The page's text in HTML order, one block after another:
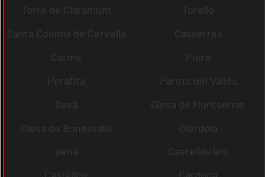
Torre de Claramunt
Torelló
Santa Coloma de Cervelló
Casserres
Carme
Piera
Perafita
Parets del Vallès
Gavà
Olesa de Montserrat
Olesa de Bonesvalls
Olèrdola
dena
Castelldefels